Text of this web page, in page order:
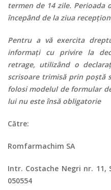
termen de 14 zile. Perioada
începând de la ziua
Pentru a vă exercita
informați cu privire la
retrage, utilizând o
scrisoare trimisă prin poștă
folosi modelul de formular
lui nu este însă obligatorie
Către:
Romfarmachim SA
Intr. Costache Negri nr. 11,
050554